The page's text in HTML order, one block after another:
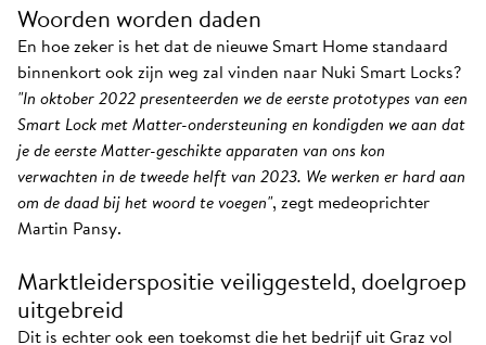
Woorden worden daden
En hoe zeker is het dat de nieuwe Smart Home standaard
binnenkort ook zijn weg zal vinden naar Nuki Smart Locks?
"In oktober 2022 presenteerden we de eerste prototypes van een
Smart Lock met Matter-ondersteuning en kondigden we aan dat
je de eerste Matter-geschikte apparaten van ons kon
verwachten in de tweede helft van 2023. We werken er hard aan
om de daad bij het woord te voegen", zegt medeoprichter
Martin Pansy.
Marktleiderspositie veiliggesteld, doelgroep
uitgebreid
Dit is echter ook een toekomst die het bedrijf uit Graz vol